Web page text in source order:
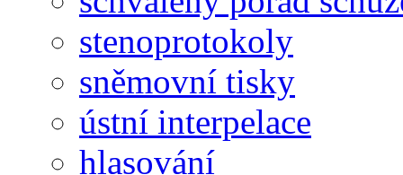
stenoprotokoly
sněmovní tisky
ústní interpelace
hlasování